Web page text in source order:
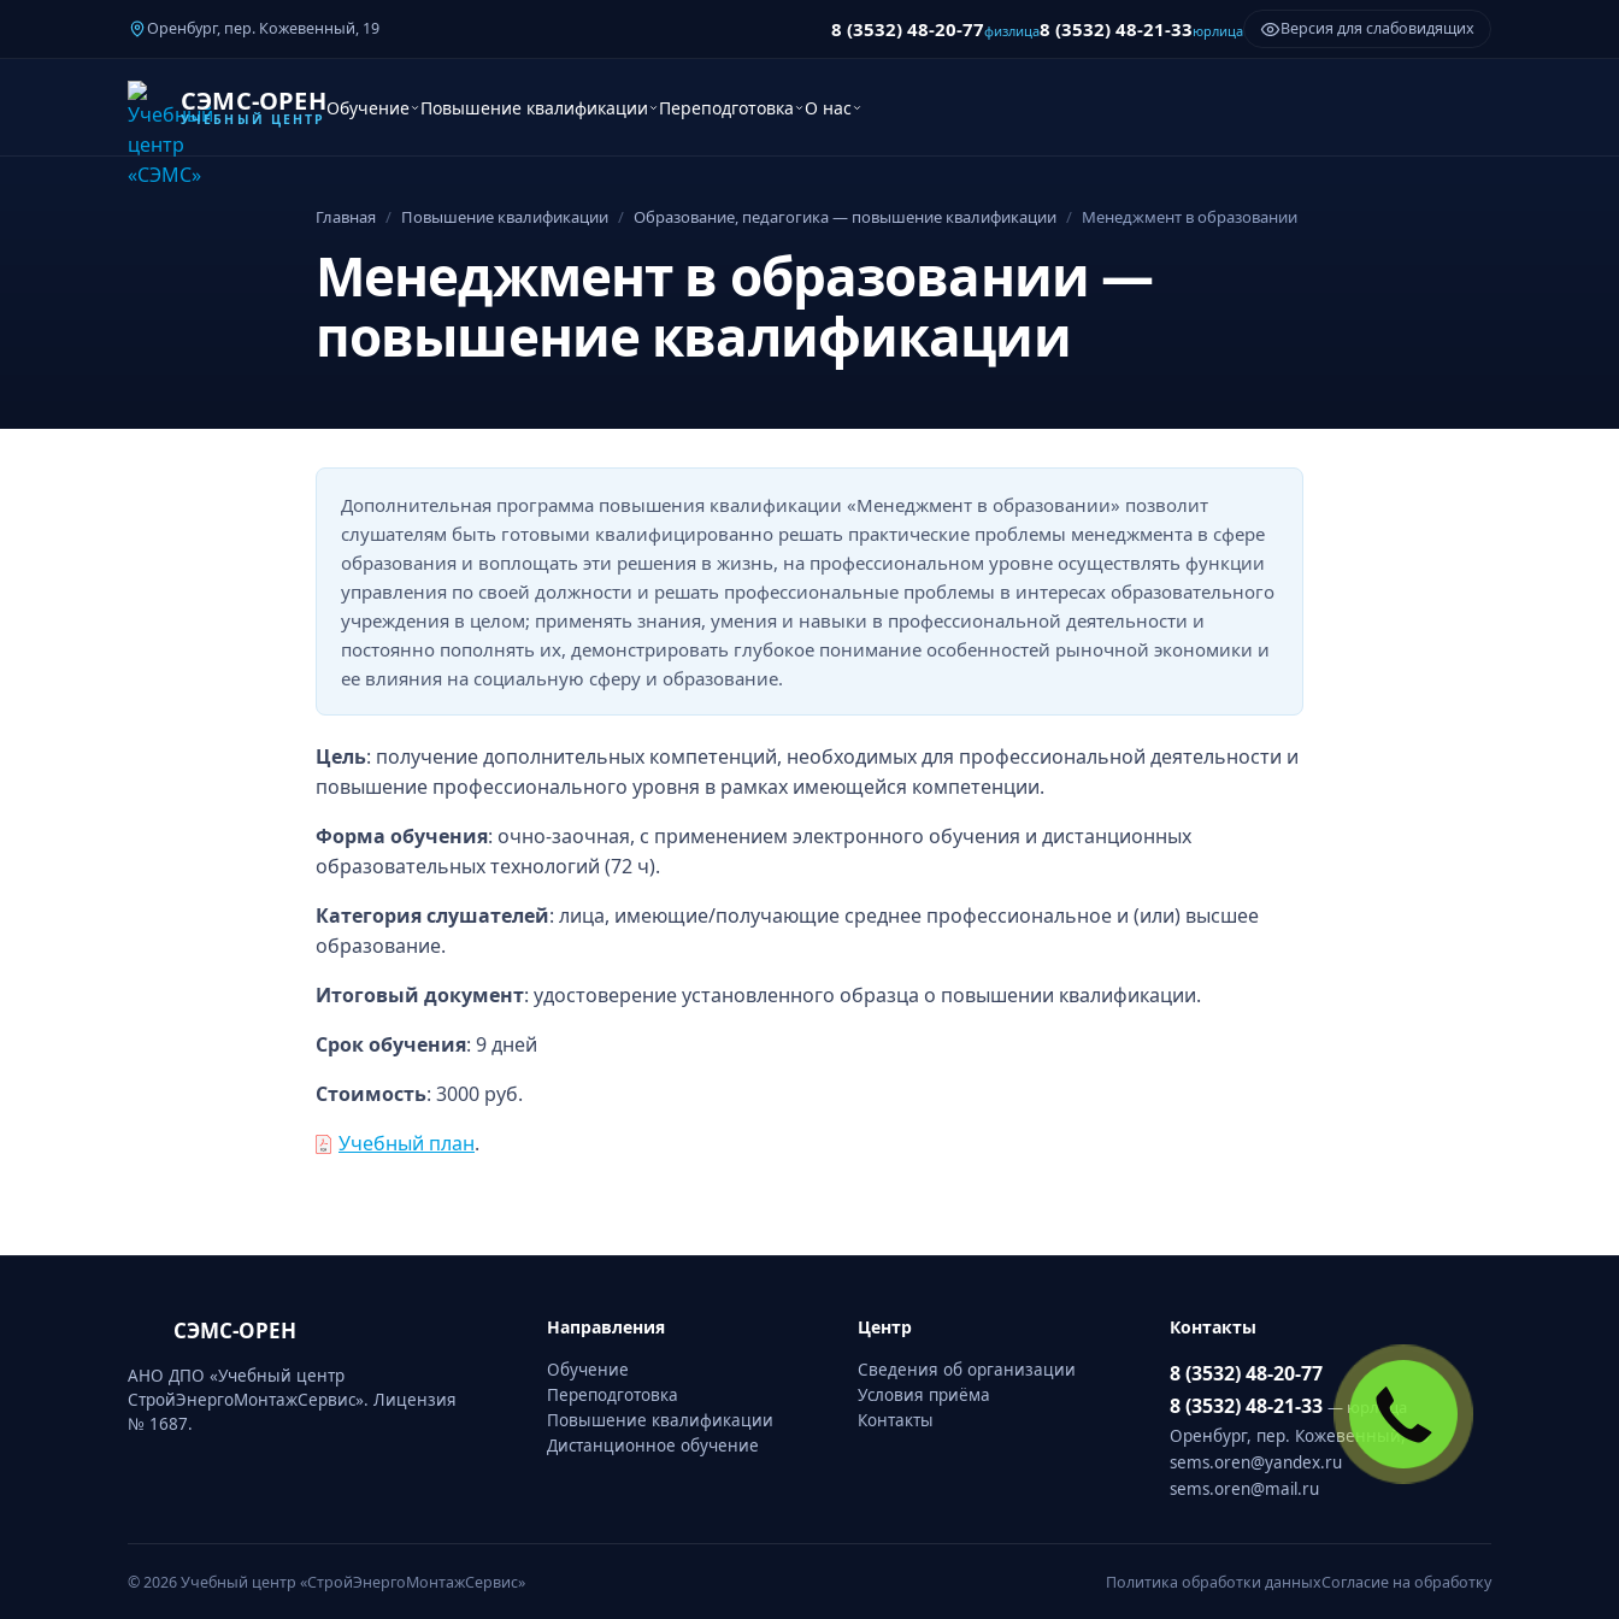
Оренбург, пер. Кожевенный, 19 8 (3532) 48-20-77физлица8 (3532) 48-21-33юрлица Версия для слабовидящих
СЭМС-ОРЕН
УЧЕБНЫЙ ЦЕНТР
Обучение Повышение квалификации Переподготовка О нас
Главная / Повышение квалификации / Образование, педагогика — повышение квалификации / Менеджмент в образовании
Менеджмент в образовании —
повышение квалификации
Дополнительная программа повышения квалификации «Менеджмент в образовании» позволит
слушателям быть готовыми квалифицированно решать практические проблемы менеджмента в сфере
образования и воплощать эти решения в жизнь, на профессиональном уровне осуществлять функции
управления по своей должности и решать профессиональные проблемы в интересах образовательного
учреждения в целом; применять знания, умения и навыки в профессиональной деятельности и
постоянно пополнять их, демонстрировать глубокое понимание особенностей рыночной экономики и
ее влияния на социальную сферу и образование.
Цель: получение дополнительных компетенций, необходимых для профессиональной деятельности и
повышение профессионального уровня в рамках имеющейся компетенции.
Форма обучения: очно-заочная, с применением электронного обучения и дистанционных
образовательных технологий (72 ч).
Категория слушателей: лица, имеющие/получающие среднее профессиональное и (или) высшее
образование.
Итоговый документ: удостоверение установленного образца о повышении квалификации.
Срок обучения: 9 дней
Стоимость: 3000 руб.
Учебный план.
СЭМС-ОРЕН
АНО ДПО «Учебный центр
СтройЭнергоМонтажСервис». Лицензия
№ 1687.
Направления
Обучение
Переподготовка
Повышение квалификации
Дистанционное обучение
Центр
Сведения об организации
Условия приёма
Контакты
Контакты
8 (3532) 48-20-77
8 (3532) 48-21-33 — юрлица
Оренбург, пер. Кожевенный, 19
sems.oren@yandex.ru
sems.oren@mail.ru
© 2026 Учебный центр «СтройЭнергоМонтажСервис» Политика обработки данныхСогласие на обработку
Закажите
звонок
бесплатно